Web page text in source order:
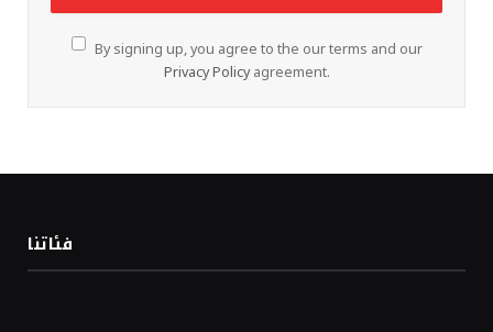
By signing up, you agree to the our terms and our
Privacy Policyagreement.
فئاتنا